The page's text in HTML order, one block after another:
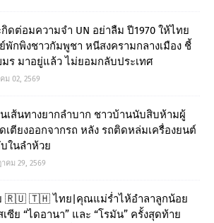
ดต่อมความจำ UN อย่าลืม ปี1970 ให้ไทย
พักพิงชาวกัมพูชา หนีสงครามกลางเมือง ชี้
มร มาอยู่แล้ว ไม่ยอมกลับประเทศ
ม 02, 2569
เส้นทางยากลำบาก ชาวบ้านนับสิบห้ามผู้
เตียงออกจากรถ หลัง รถติดหล่มเครื่องยนต์
ในลำห้วย
คม 29, 2569
🇷🇺 🇹🇭 ไทย|คุณแม่ร่ำไห้อำลาลูกน้อย
เซีย “ไดอานา” และ “โรมัน” ครั้งสุดท้าย